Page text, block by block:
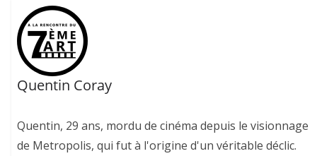
Quentin Coray
Quentin, 29 ans, mordu de cinéma depuis le visionnage
de Metropolis, qui fut à l'origine d'un véritable déclic.